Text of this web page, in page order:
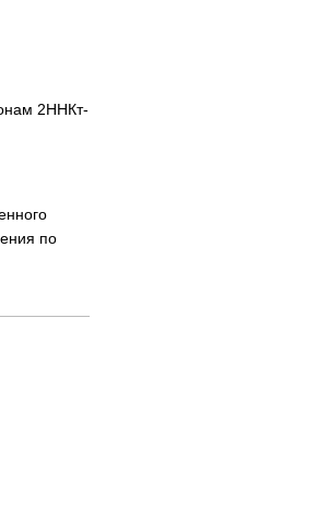
2ННКт-
по